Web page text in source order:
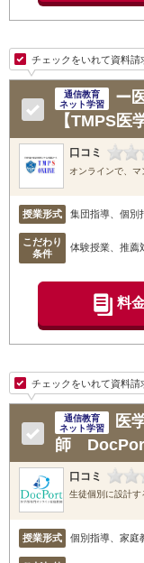
チェックをいれて資料請
通信教育
ネット学習
ー
【TMPS医
口コミ
オンラインで、マ
授業形式 集団指導、個別
こだわり
条件
体験授業、推薦
料
チェックをいれて資料請
通信教育
ネット学習
医
師
口コミ
生徒個別に設計す
授業形式 個別指導、家庭